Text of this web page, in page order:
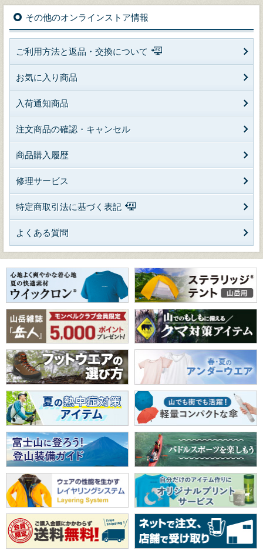
その他のオンラインストア情報
ご利用方法と返品・交換について
お気に入り商品
入荷通知商品
注文商品の確認・キャンセル
商品購入履歴
修理サービス
特定商取引法に基づく表記
よくある質問